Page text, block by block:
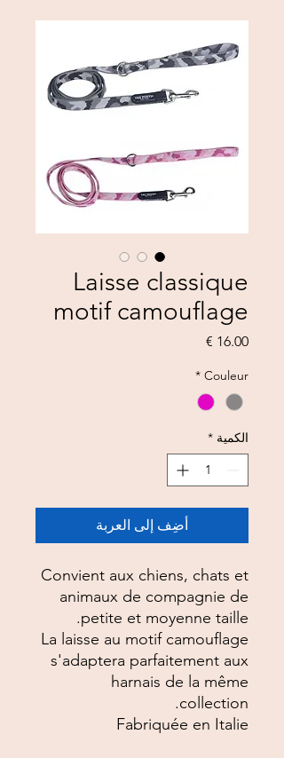
Laisse classique
motif camouflage
السعر
Couleur
*
الكمية *
أضِف إلى العربة
Convient aux chiens, chats et
animaux de compagnie de
petite et moyenne taille.
La laisse au motif camouflage
s'adaptera parfaitement aux
harnais de la même
collection.
Fabriquée en Italie